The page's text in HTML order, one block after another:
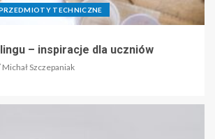
TECHNICZNE
– inspiracje dla uczniów
Michał Szczepaniak